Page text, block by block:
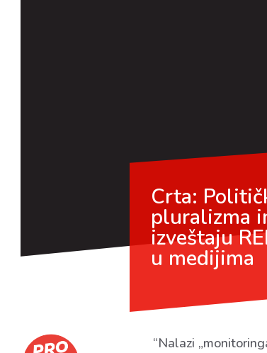
Crta:
pluralizma
izveštaju
u medijima
“Nalazi